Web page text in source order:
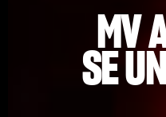
MV
SE